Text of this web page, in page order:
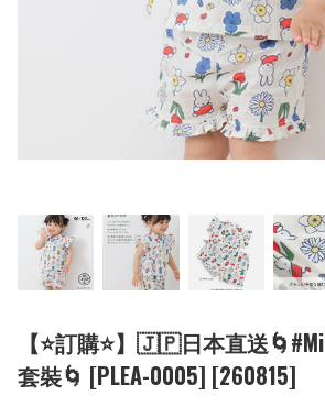
【⭐訂購⭐】🇯🇵日本直送
套裝🌀 [PLEA-0005] [260815]